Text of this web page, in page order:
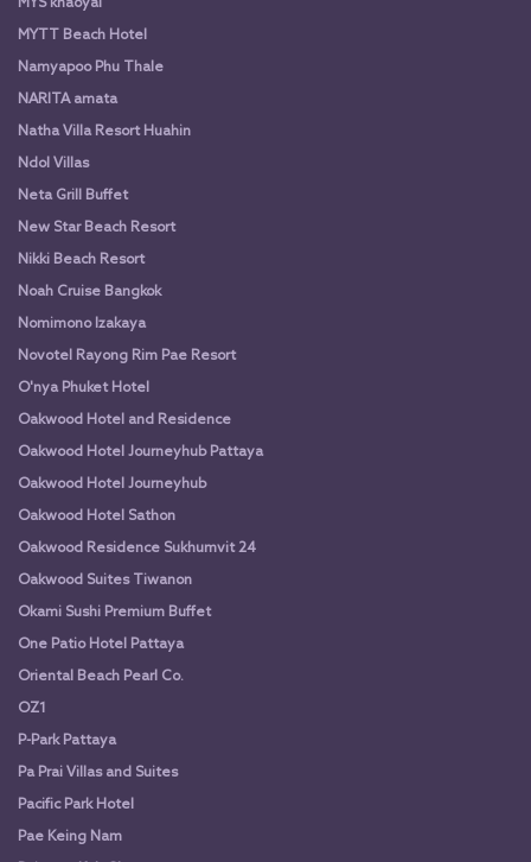
MYS khaoyai
MYTT Beach Hotel
Namyapoo Phu Thale
NARITA amata
Natha Villa Resort Huahin
Ndol Villas
Neta Grill Buffet
New Star Beach Resort
Nikki Beach Resort
Noah Cruise Bangkok
Nomimono Izakaya
Novotel Rayong Rim Pae Resort
O'nya Phuket Hotel
Oakwood Hotel and Residence
Oakwood Hotel Journeyhub Pattaya
Oakwood Hotel Journeyhub
Oakwood Hotel Sathon
Oakwood Residence Sukhumvit 24
Oakwood Suites Tiwanon
Okami Sushi Premium Buffet
One Patio Hotel Pattaya
Oriental Beach Pearl Co.
OZ1
P-Park Pattaya
Pa Prai Villas and Suites
Pacific Park Hotel
Pae Keing Nam